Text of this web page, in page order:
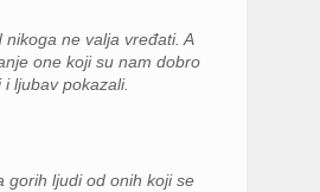
nikoga ne valja vređati. A
one koji su nam dobro
i ljubav pokazali.
gorih ljudi od onih koji se